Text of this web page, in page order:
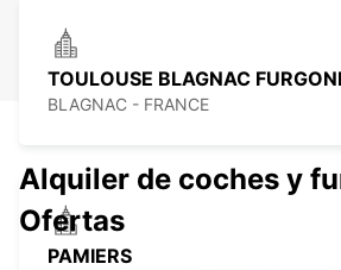
TOULOUSE BLAGNAC
BLAGNAC - FRANCE
PAMIERS
Alquiler de coches y
Ofertas